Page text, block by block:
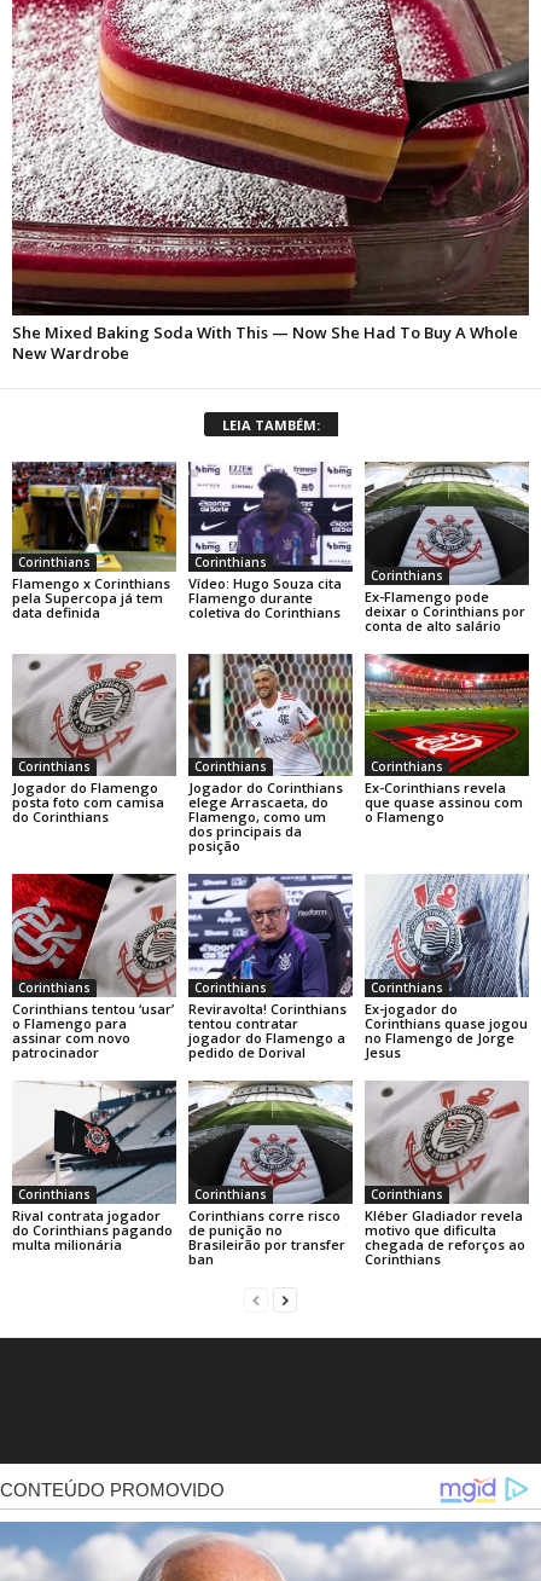
LEIA TAMBÉM:
Corinthians
Flamengo x Corinthians
pela Supercopa já tem
data definida
Corinthians
Vídeo: Hugo Souza cita
Flamengo durante
coletiva do Corinthians
Corinthians
Ex-Flamengo pode
deixar o Corinthians por
conta de alto salário
Corinthians
Jogador do Flamengo
posta foto com camisa
do Corinthians
Corinthians
Jogador do Corinthians
elege Arrascaeta, do
Flamengo, como um
dos principais da
posição
Corinthians
Ex-Corinthians revela
que quase assinou com
o Flamengo
Corinthians
Corinthians tentou ‘usar’
o Flamengo para
assinar com novo
patrocinador
Corinthians
Reviravolta! Corinthians
tentou contratar
jogador do Flamengo a
pedido de Dorival
Corinthians
Ex-jogador do
Corinthians quase jogou
no Flamengo de Jorge
Jesus
Corinthians
Rival contrata jogador
do Corinthians pagando
multa milionária
Corinthians
Corinthians corre risco
de punição no
Brasileirão por transfer
ban
Corinthians
Kléber Gladiador revela
motivo que dificulta
chegada de reforços ao
Corinthians